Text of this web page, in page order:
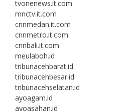
tvonenews.it.com
mnctv.it.com
cnnmedan.it.com
cnnmetro.it.com
cnnbali.it.com
meulaboh.id
tribunacehbarat.id
tribunacehbesar.id
tribunacehselatan.id
ayoagam.id
ayoasahan.id